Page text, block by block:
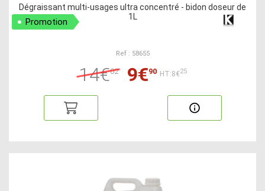
Dégraissant multi-usages ultra concentré - bidon doseur de
1L
Promotion
Ref : 58655
14€02 9€90 HT:8€25